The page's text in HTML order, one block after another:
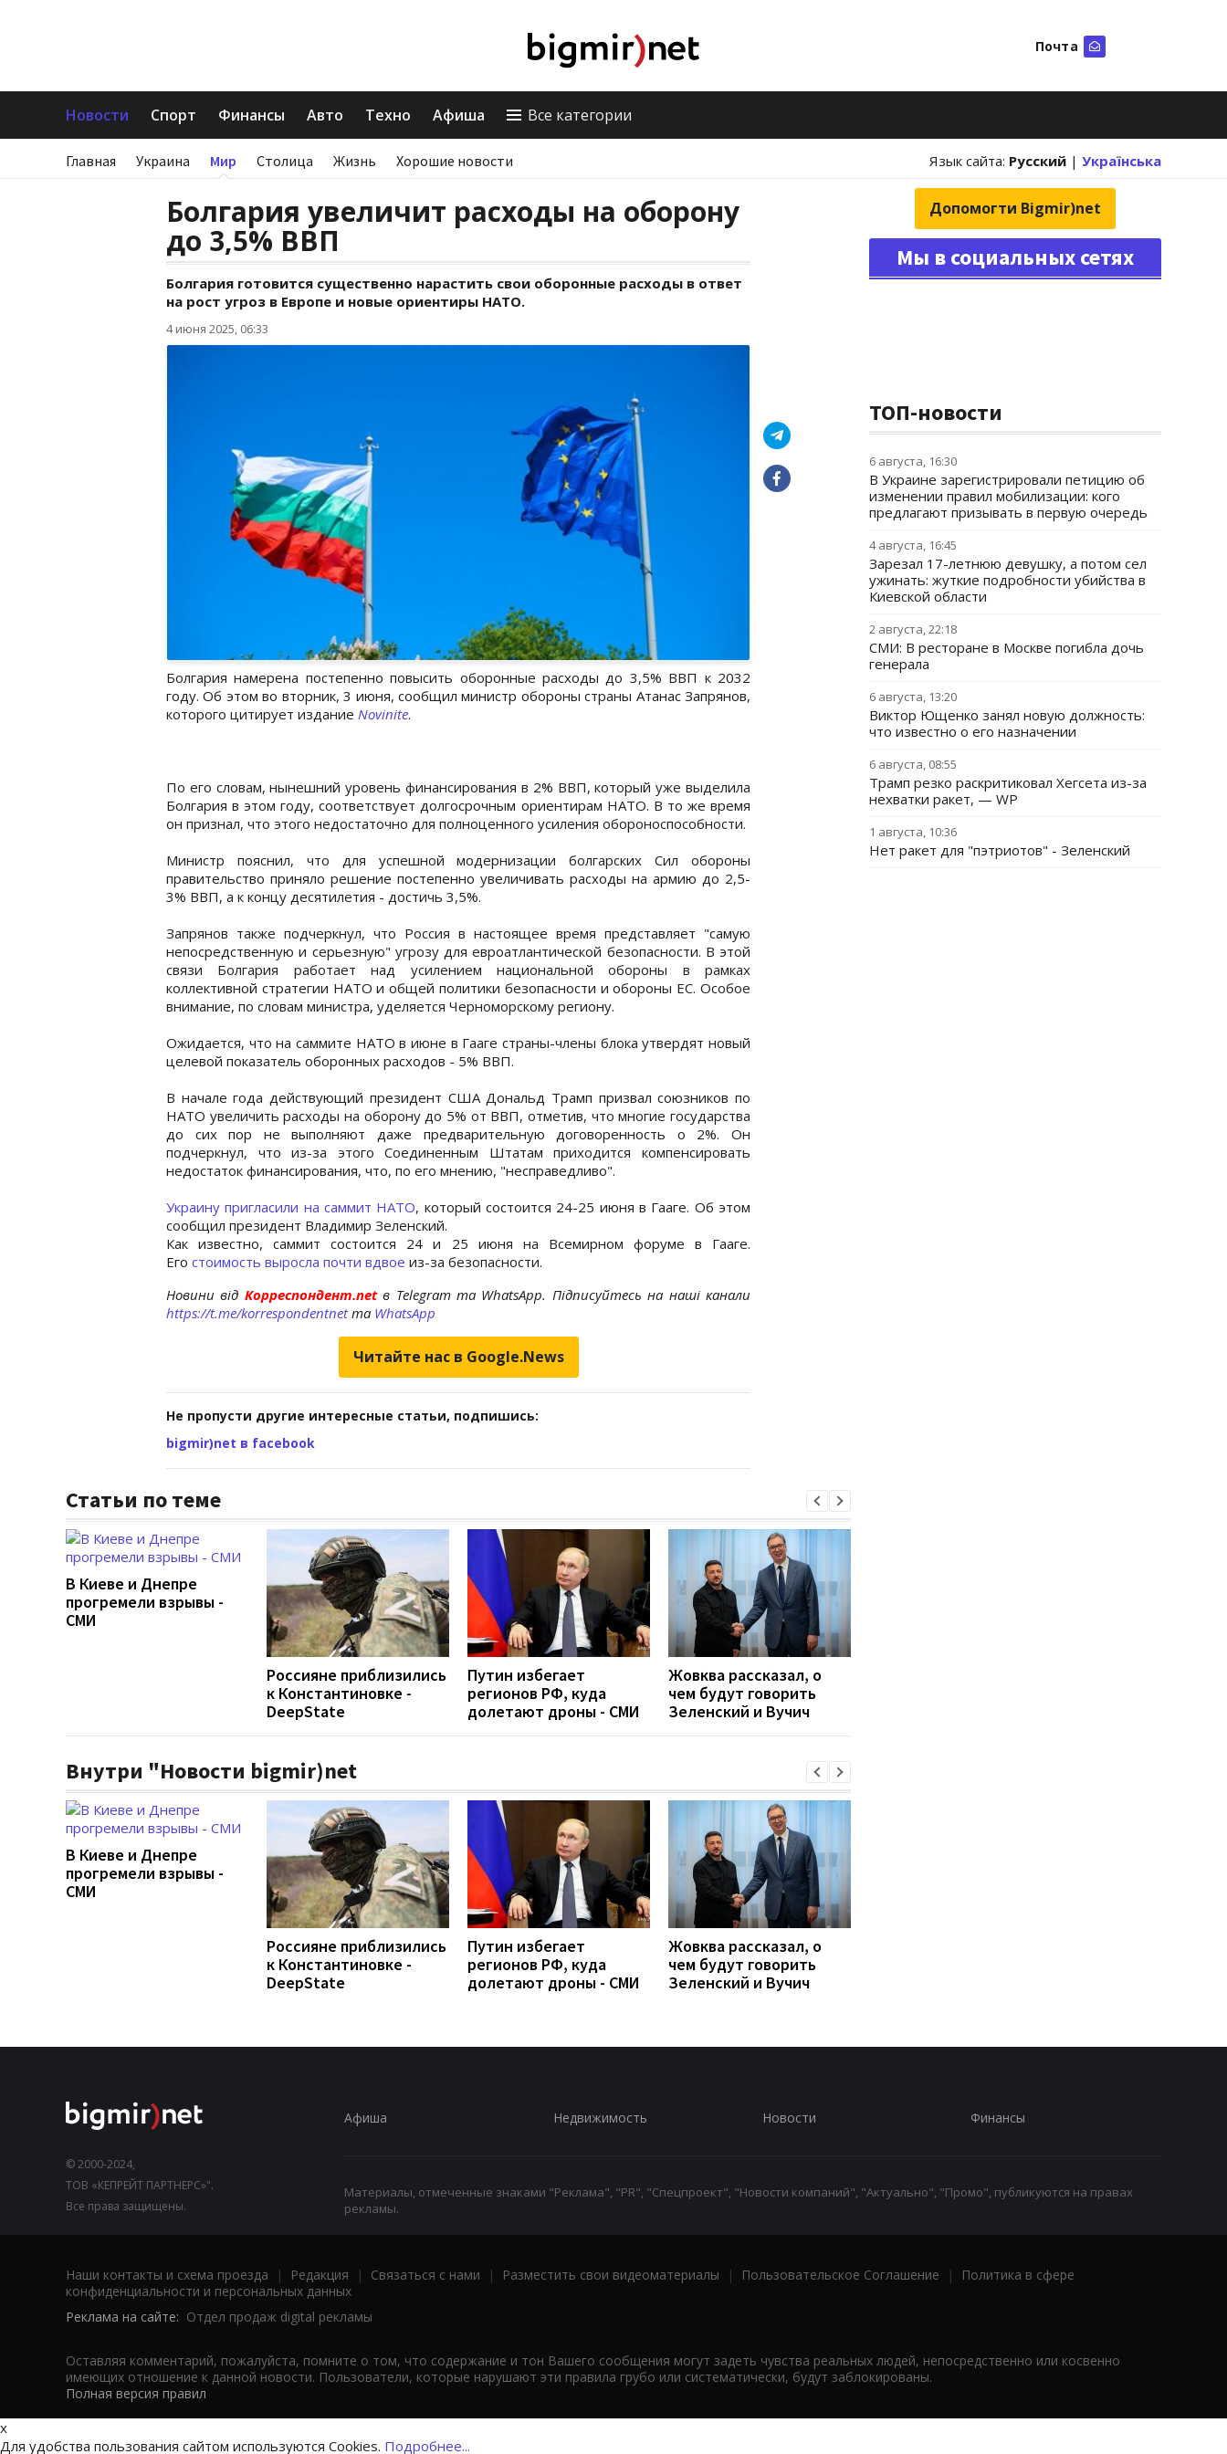
Почта
Новости Спорт Финансы Авто Техно Афиша Все категории
Главная Украина Мир Столица Жизнь Хорошие новости Язык сайта: Русский | Українська
Болгария увеличит расходы на оборону
до 3,5% ВВП
Болгария готовится существенно нарастить свои оборонные расходы в ответ
на рост угроз в Европе и новые ориентиры НАТО.
4 июня 2025, 06:33
Болгария намерена постепенно повысить оборонные расходы до 3,5% ВВП к 2032
году. Об этом во вторник, 3 июня, сообщил министр обороны страны Атанас Запрянов,
которого цитирует издание Novinite.
По его словам, нынешний уровень финансирования в 2% ВВП, который уже выделила
Болгария в этом году, соответствует долгосрочным ориентирам НАТО. В то же время
он признал, что этого недостаточно для полноценного усиления обороноспособности.
Министр пояснил, что для успешной модернизации болгарских Сил обороны
правительство приняло решение постепенно увеличивать расходы на армию до 2,5-
3% ВВП, а к концу десятилетия - достичь 3,5%.
Запрянов также подчеркнул, что Россия в настоящее время представляет "самую
непосредственную и серьезную" угрозу для евроатлантической безопасности. В этой
связи Болгария работает над усилением национальной обороны в рамках
коллективной стратегии НАТО и общей политики безопасности и обороны ЕС. Особое
внимание, по словам министра, уделяется Черноморскому региону.
Ожидается, что на саммите НАТО в июне в Гааге страны-члены блока утвердят новый
целевой показатель оборонных расходов - 5% ВВП.
В начале года действующий президент США Дональд Трамп призвал союзников по
НАТО увеличить расходы на оборону до 5% от ВВП, отметив, что многие государства
до сих пор не выполняют даже предварительную договоренность о 2%. Он
подчеркнул, что из-за этого Соединенным Штатам приходится компенсировать
недостаток финансирования, что, по его мнению, "несправедливо".
Украину пригласили на саммит НАТО, который состоится 24-25 июня в Гааге. Об этом
сообщил президент Владимир Зеленский.
Как известно, саммит состоится 24 и 25 июня на Всемирном форуме в Гааге.
Его стоимость выросла почти вдвое из-за безопасности.
Новини від Корреспондент.netв Telegram та WhatsApp. Підписуйтесь на наші канали
https://t.me/korrespondentnetта WhatsApp
Читайте нас в Google.News
Не пропусти другие интересные статьи, подпишись:
bigmir)net в facebook
Статьи по теме
В Киеве и Днепре
прогремели взрывы -
СМИ
Россияне приблизились
к Константиновке -
DeepState
Путин избегает
регионов РФ, куда
долетают дроны - СМИ
Жовква рассказал, о
чем будут говорить
Зеленский и Вучич
Внутри "Новости bigmir)net
В Киеве и Днепре
прогремели взрывы -
СМИ
Россияне приблизились
к Константиновке -
DeepState
Путин избегает
регионов РФ, куда
долетают дроны - СМИ
Жовква рассказал, о
чем будут говорить
Зеленский и Вучич
Допомогти Bigmir)net
Мы в социальных сетях
ТОП-новости
6 августа, 16:30
В Украине зарегистрировали петицию об
изменении правил мобилизации: кого
предлагают призывать в первую очередь
4 августа, 16:45
Зарезал 17-летнюю девушку, а потом сел
ужинать: жуткие подробности убийства в
Киевской области
2 августа, 22:18
СМИ: В ресторане в Москве погибла дочь
генерала
6 августа, 13:20
Виктор Ющенко занял новую должность:
что известно о его назначении
6 августа, 08:55
Трамп резко раскритиковал Хегсета из-за
нехватки ракет, — WP
1 августа, 10:36
Нет ракет для "пэтриотов" - Зеленский
© 2000-2024,
ТОВ «КЕПРЕЙТ ПАРТНЕРС»".
Все права защищены.
Афиша Недвижимость Новости Финансы
Материалы, отмеченные знаками "Реклама", "PR", "Спецпроект", "Новости компаний", "Актуально", "Промо", публикуются на правах
рекламы.
Наши контакты и схема проезда | Редакция | Связаться с нами | Разместить свои видеоматериалы | Пользовательское Соглашение |
Политика в сфере
конфиденциальности и персональных данных
Реклама на сайте: Отдел продаж digital рекламы
Оставляя комментарий, пожалуйста, помните о том, что содержание и тон Вашего сообщения могут задеть чувства реальных людей, непосредственно или косвенно
имеющих отношение к данной новости. Пользователи, которые нарушают эти правила грубо или систематически, будут заблокированы.
Полная версия правил
x
Для удобства пользования сайтом используются Cookies. Подробнее...